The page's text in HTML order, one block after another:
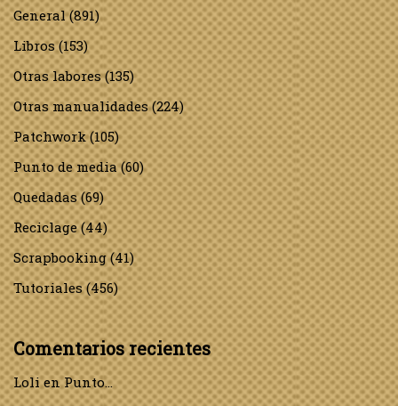
General(891)
Libros(153)
Otras labores(135)
Otras manualidades(224)
Patchwork(105)
Punto de media(60)
Quedadas(69)
Reciclage(44)
Scrapbooking(41)
Tutoriales(456)
Comentarios recientes
LolienPunto…